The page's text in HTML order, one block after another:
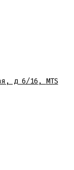
д 6/16 , MTS